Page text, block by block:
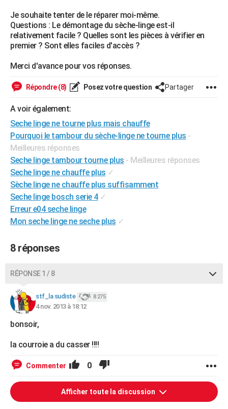
BONS PLANS
CARTE DE VOEUX
Carte de Noël
Carte Bonne année
Carte Saint-Valentin
Carte Pâques
Carte d'anniversaire
S'inscrire
Se connecter
Lycées
Collèges
Primaires
Universités
Entreprises
Service militaire
Avis de recherche
FORUM
Bricolage
Lifestyle
Culture
Sport
Auto
Television
Voyage
Cinema
Je souhaite tenter de le réparer moi-même.
Questions : Le démontage du sèche-linge est-il
relativement facile ? Quelles sont les pièces à vérifier en
premier ? Sont elles faciles d'accès ?
Merci d'avance pour vos réponses.
Répondre (8) Posez votre question Partager
A voir également:
Seche linge ne tourne plus mais chauffe
Pourquoi le tambour du sèche-linge ne tourne plus -
Meilleures réponses
Seche linge tambour tourne plus - Meilleures réponses
Seche linge ne chauffe plus ✓
Sèche linge ne chauffe plus suffisamment
Seche linge bosch serie 4 ✓
Erreur e04 seche linge
Mon seche linge ne seche plus ✓
8 réponses
RÉPONSE 1 / 8
stf_la sudiste 8 275
4 nov. 2013 à 18:12
bonsoir,
la courroie a du casser !!!!
Commenter 0
Afficher toute la discussion